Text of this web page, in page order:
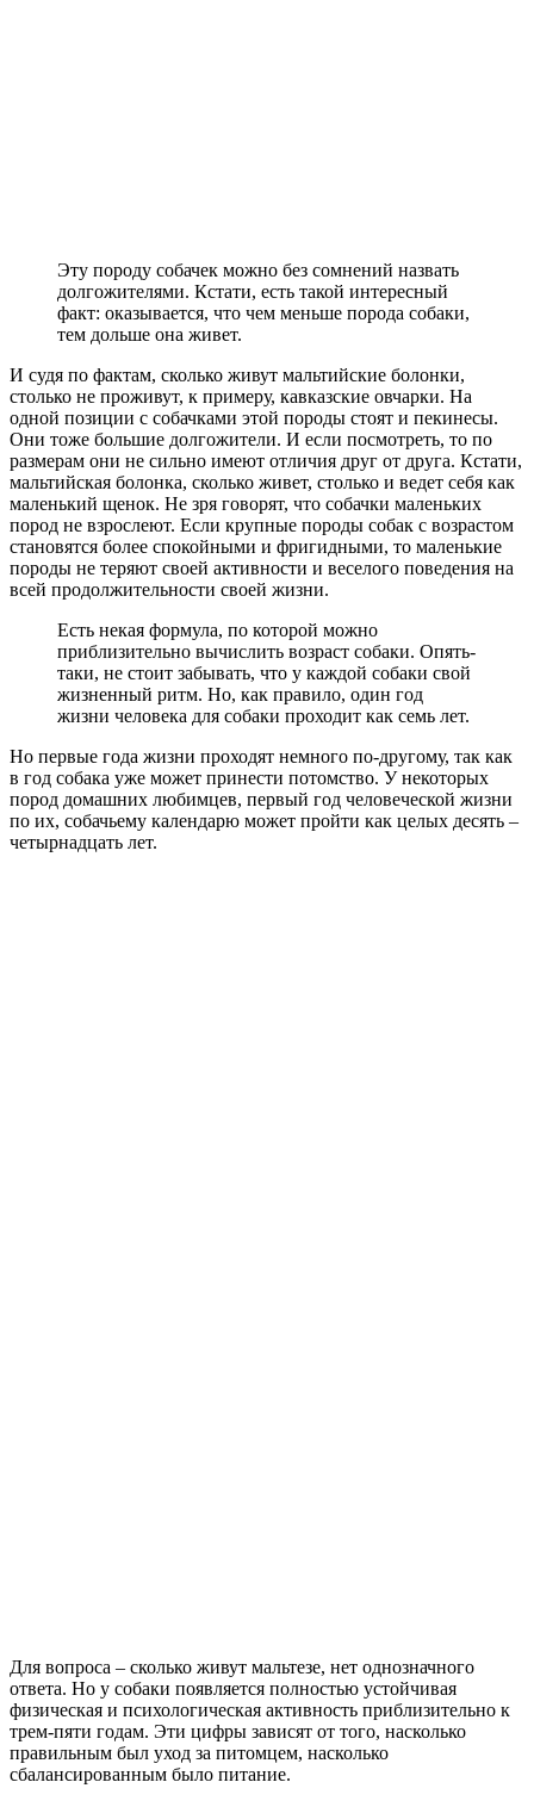
Эту породу собачек можно без сомнений назвать
долгожителями. Кстати, есть такой интересный
факт: оказывается, что чем меньше порода собаки,
тем дольше она живет.
И судя по фактам, сколько живут мальтийские болонки,
столько не проживут, к примеру, кавказские овчарки. На
одной позиции с собачками этой породы стоят и пекинесы.
Они тоже большие долгожители. И если посмотреть, то по
размерам они не сильно имеют отличия друг от друга. Кстати,
мальтийская болонка, сколько живет, столько и ведет себя как
маленький щенок. Не зря говорят, что собачки маленьких
пород не взрослеют. Если крупные породы собак с возрастом
становятся более спокойными и фригидными, то маленькие
породы не теряют своей активности и веселого поведения на
всей продолжительности своей жизни.
Есть некая формула, по которой можно
приблизительно вычислить возраст собаки. Опять-
таки, не стоит забывать, что у каждой собаки свой
жизненный ритм. Но, как правило, один год
жизни человека для собаки проходит как семь лет.
Но первые года жизни проходят немного по-другому, так как
в год собака уже может принести потомство. У некоторых
пород домашних любимцев, первый год человеческой жизни
по их, собачьему календарю может пройти как целых десять –
четырнадцать лет.
Для вопроса – сколько живут мальтезе, нет однозначного
ответа. Но у собаки появляется полностью устойчивая
физическая и психологическая активность приблизительно к
трем-пяти годам. Эти цифры зависят от того, насколько
правильным был уход за питомцем, насколько
сбалансированным было питание.